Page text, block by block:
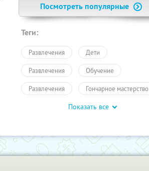
Посмотреть популярные
Теги:
Развлечения Дети
Развлечения Обучение
Развлечения Гончарное мастерство
Творческие курсы Для детей
Развлечения
Показать все